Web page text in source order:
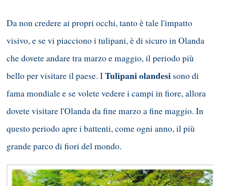
Da non credere ai propri occhi, tanto è tale l'impatto
visivo, e se vi piacciono i tulipani, è di sicuro in Olanda
che dovete andare tra marzo e maggio, il periodo più
bello per visitare il paese. ITulipani olandesisono di
fama mondiale e se volete vedere i campi in fiore, allora
dovete visitare l'Olanda da fine marzo a fine maggio. In
questo periodo apre i battenti, come ogni anno, il più
grande parco di fiori del mondo.